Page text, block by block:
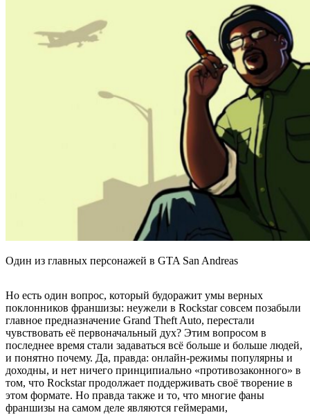
Один из главных персонажей в GTA San Andreas
Но есть один вопрос, который будоражит умы верных
поклонников франшизы: неужели в Rockstar совсем позабыли
главное предназначение Grand Theft Auto, перестали
чувствовать её первоначальный дух? Этим вопросом в
последнее время стали задаваться всё больше и больше людей,
и понятно почему. Да, правда: онлайн-режимы популярны и
доходны, и нет ничего принципиально «противозаконного» в
том, что Rockstar продолжает поддерживать своё творение в
этом формате. Но правда также и то, что многие фаны
франшизы на самом деле являются геймерами,